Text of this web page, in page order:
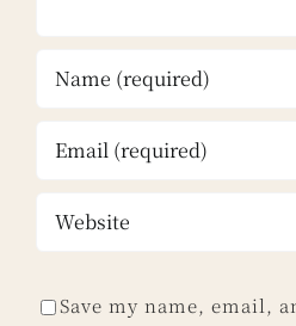
Save my name, email,